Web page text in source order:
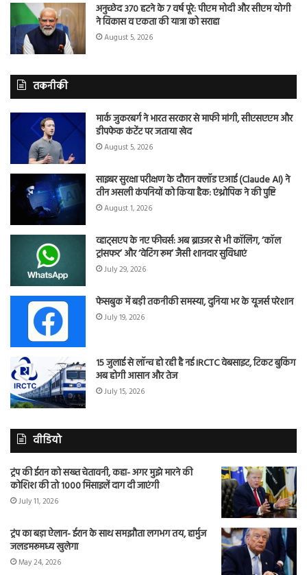
अनुच्छेद 370 हटने के 7 वर्ष पूरे: पीएम मोदी और सीएम योगी
ने विकास व एकता की यात्रा को सराहा
August 5, 2026
तकनीकी
मार्क जुकरबर्ग ने भारत सरकार से माफी मांगी, सीएसएएम और
डीपफेक कंटेंट पर जताया खेद
August 5, 2026
साइबर सुरक्षा परीक्षण के दौरान क्लॉड एआई (Claude AI) ने
तीन असली कंपनियों को किया हैक: एंथ्रोपिक ने की पुष्टि
August 1, 2026
व्हाट्सएप के नए फीचर्स: अब ब्राउजर से भी कॉलिंग, ‘कॉल
ट्रांसफर’ और ‘वेटिंग रूम’ जैसी शानदार सुविधाएं
July 29, 2026
फेसबुक में बड़ी तकनीकी समस्या, दुनिया भर के यूजर्स परेशान
July 19, 2026
15 जुलाई से लॉन्च हो रही है नई IRCTC वेबसाइट, टिकट बुकिंग
अब होगी आसान और तेज
July 15, 2026
वीडियो
ट्रंप की ईरान को सख्त चेतावनी, कहा- अगर मुझे मारने की
कोशिश की तो 1000 मिसाइलें दाग दी जाएंगी
July 11, 2026
ट्रंप का बड़ा ऐलान- ईरान के साथ समझौता लगभग तय, हार्मुज
जलडमरूमध्य खुलेगा
May 24, 2026